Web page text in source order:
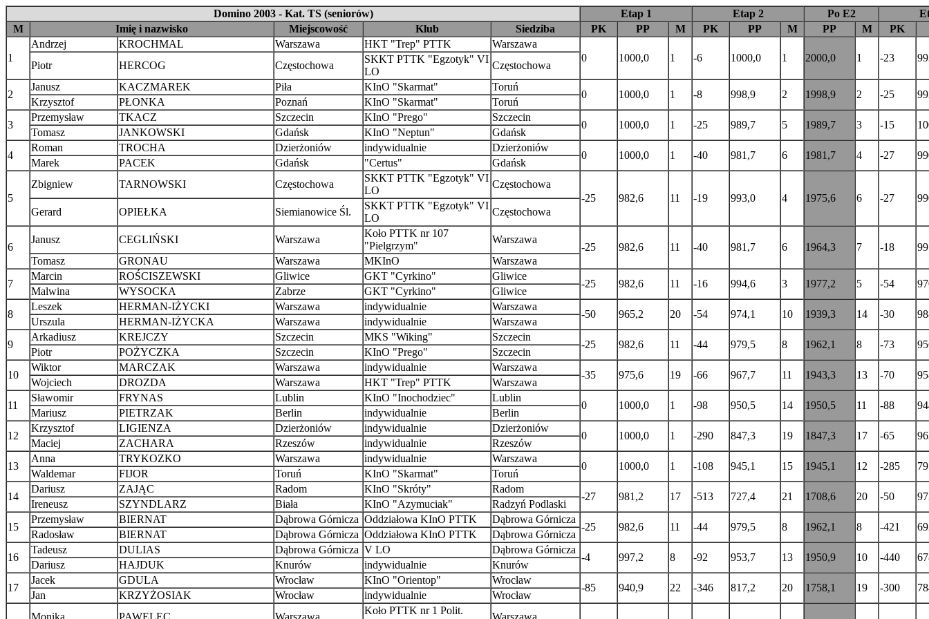
Domino 2003 - Kat. TS (seniorów) Etap 1 Etap 2 Po E2
M
Imię i nazwisko Miejscowość Klub Siedziba PK PP M PK PP M PP M PK
1
Andrzej KROCHMAL Warszawa HKT "Trep" PTTK
Warszawa
0
1000,0 1 -6 1000,0 1 2000,0 1 -23
Piotr HERCOG Częstochowa
SKKT PTTK "Egzotyk" VI
LO
Częstochowa
2
Janusz KACZMAREK Piła KInO "Skarmat" Toruń
0 1000,0 1 -8 998,9 2 1998,9 2 -25
Krzysztof PŁONKA Poznań KInO "Skarmat"
Toruń
3
Przemysław TKACZ Szczecin KInO "Prego" Szczecin
0 1000,0 1 -25 989,7 5 1989,7 3 -15
Tomasz JANKOWSKI Gdańsk KInO "Neptun"
Gdańsk
4
Roman TROCHA Dzierżoniów indywidualnie Dzierżoniów
0 1000,0 1 -40 981,7 6 1981,7 4 -27
Marek PACEK Gdańsk "Certus" Gdańsk
5
Zbigniew TARNOWSKI Częstochowa
SKKT PTTK "Egzotyk" VI
LO
Częstochowa
-25
982,6 11 -19 993,0 4 1975,6 6 -27
Gerard
OPIEŁKA Siemianowice Śl.
SKKT PTTK "Egzotyk" VI
LO
Częstochowa
6
Janusz CEGLIŃSKI Warszawa
Koło PTTK nr 107
"Pielgrzym"
Warszawa
-25 982,6 11 -40 981,7 6 1964,3 7 -18
Tomasz
GRONAU Warszawa MKInO
Warszawa
7
Marcin ROŚCISZEWSKI Gliwice GKT "Cyrkino" Gliwice
-25 982,6 11 -16 994,6 3 1977,2 5 -54
Malwina WYSOCKA Zabrze GKT "Cyrkino"
Gliwice
8
Leszek HERMAN-IŻYCKI Warszawa indywidualnie Warszawa
-50 965,2 20 -54 974,1 10 1939,3 14 -30
Urszula HERMAN-IŻYCKA Warszawa indywidualnie
Warszawa
9
Arkadiusz KREJCZY Szczecin MKS "Wiking" Szczecin
-25 982,6 11 -44 979,5 8 1962,1 8 -73
Piotr POŻYCZKA Szczecin KInO "Prego"
Szczecin
10
Wiktor MARCZAK Warszawa indywidualnie Warszawa
-35 975,6 19 -66 967,7 11 1943,3 13 -70
Wojciech DROZDA Warszawa HKT "Trep" PTTK
Warszawa
11
Sławomir FRYNAS Lublin KInO "Inochodziec" Lublin
0 1000,0 1 -98 950,5 14 1950,5 11 -88
Mariusz PIETRZAK Berlin indywidualnie
Berlin
12
Krzysztof LIGIENZA Dzierżoniów indywidualnie Dzierżoniów
0 1000,0 1 -290 847,3 19 1847,3 17 -65
Maciej ZACHARA Rzeszów indywidualnie
Rzeszów
13
Anna TRYKOZKO Warszawa indywidualnie Warszawa
0 1000,0 1 -108 945,1 15 1945,1 12 -285
Waldemar FIJOR Toruń KInO "Skarmat"
Toruń
14
Dariusz ZAJĄC Radom KInO "Skróty" Radom
-27 981,2 17 -513 727,4 21 1708,6 20 -50
Ireneusz SZYNDLARZ Biała KInO "Azymuciak"
Radzyń Podlaski
15
Przemysław BIERNAT Dąbrowa Górnicza Oddziałowa KInO PTTK Dąbrowa Górnicza
-25 982,6 11 -44 979,5 8 1962,1 8 -421
Radosław BIERNAT Dąbrowa Górnicza Oddziałowa KInO PTTK
Dąbrowa Górnicza
16
Tadeusz DULIAS Dąbrowa Górnicza V LO Dąbrowa Górnicza
-4 997,2 8 -92 953,7 13 1950,9 10 -440
Dariusz HAJDUK Knurów indywidualnie
Knurów
17
Jacek GDULA Wrocław KInO "Orientop" Wrocław
-85 940,9 22 -346 817,2 20 1758,1 19 -300
Jan KRZYŻOSIAK Wrocław indywidualnie
Wrocław
Monika
PAWELEC Warszawa
Koło PTTK nr 1 Polit.
Warszawa